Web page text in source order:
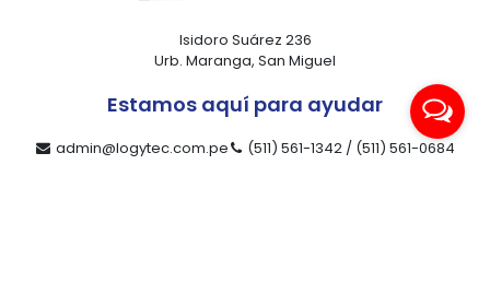
Isidoro Suárez 236
Urb. Maranga, San Miguel
Estamos aquí para ayudar
admin@logytec.com.pe
(511) 561-1342 / (511) 561-0684